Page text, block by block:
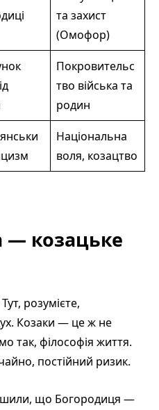
та захист
(Омофор)
Покровительс
тво війська та
родин
Національна
воля, козацтво
— козацьке
розумієте,
Козаки — це ж не
так, філософія життя.
постійний ризик.
що Богородиця —